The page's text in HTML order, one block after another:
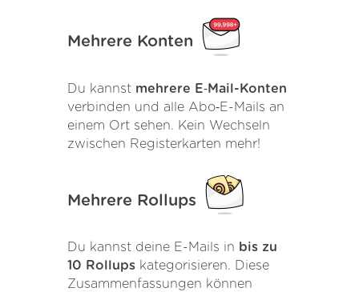
Mehrere Konten
Du kannst mehrere E‑Mail-Konten
verbinden und alle Abo‑E-Mails an
einem Ort sehen. Kein Wechseln
zwischen Registerkarten mehr!
Mehrere Rollups
Du kannst deine E-Mails in bis zu
10 Rollups kategorisieren. Diese
Zusammenfassungen können